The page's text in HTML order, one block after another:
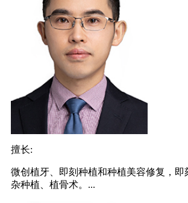
擅长:
微创植牙、即刻种植和种植美容修复，即
杂种植、植骨术。...